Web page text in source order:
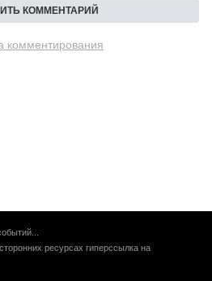
комментирования
ресурсах гиперссылка на